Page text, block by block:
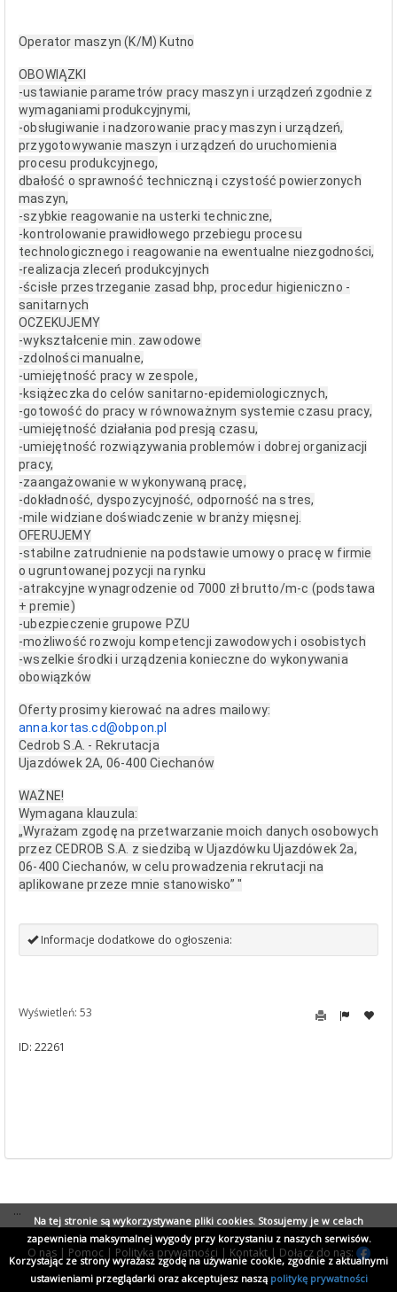
Operator maszyn (K/M) Kutno
OBOWIĄZKI
-ustawianie parametrów pracy maszyn i urządzeń zgodnie z
wymaganiami produkcyjnymi,
-obsługiwanie i nadzorowanie pracy maszyn i urządzeń,
przygotowywanie maszyn i urządzeń do uruchomienia
procesu produkcyjnego,
dbałość o sprawność techniczną i czystość powierzonych
maszyn,
-szybkie reagowanie na usterki techniczne,
-kontrolowanie prawidłowego przebiegu procesu
technologicznego i reagowanie na ewentualne niezgodności,
-realizacja zleceń produkcyjnych
-ścisłe przestrzeganie zasad bhp, procedur higieniczno -
sanitarnych
OCZEKUJEMY
-wykształcenie min. zawodowe
-zdolności manualne,
-umiejętność pracy w zespole,
-książeczka do celów sanitarno-epidemiologicznych,
-gotowość do pracy w równoważnym systemie czasu pracy,
-umiejętność działania pod presją czasu,
-umiejętność rozwiązywania problemów i dobrej organizacji
pracy,
-zaangażowanie w wykonywaną pracę,
-dokładność, dyspozycyjność, odporność na stres,
-mile widziane doświadczenie w branży mięsnej.
OFERUJEMY
-stabilne zatrudnienie na podstawie umowy o pracę w firmie
o ugruntowanej pozycji na rynku
-atrakcyjne wynagrodzenie od 7000 zł brutto/m-c (podstawa
+ premie)
-ubezpieczenie grupowe PZU
-możliwość rozwoju kompetencji zawodowych i osobistych
-wszelkie środki i urządzenia konieczne do wykonywania
obowiązków
Oferty prosimy kierować na adres mailowy:
anna.kortas.cd@obpon.pl
Cedrob S.A. - Rekrutacja
Ujazdówek 2A, 06-400 Ciechanów
WAŻNE!
Wymagana klauzula:
„Wyrażam zgodę na przetwarzanie moich danych osobowych
przez CEDROB S.A. z siedzibą w Ujazdówku Ujazdówek 2a,
06-400 Ciechanów, w celu prowadzenia rekrutacji na
aplikowane przeze mnie stanowisko” "
Informacje dodatkowe do ogłoszenia:
Wyświetleń: 53
ID: 22261
...
O nas| Pomoc | Polityka prywatności | Kontakt| Dołącz do nas:
Na tej stronie są wykorzystywane pliki cookies. Stosujemy je w celach
zapewnienia maksymalnej wygody przy korzystaniu z naszych serwisów.
Korzystając ze strony wyrażasz zgodę na używanie cookie, zgodnie z aktualnymi
ustawieniami przeglądarki oraz akceptujesz naszą politykę prywatności